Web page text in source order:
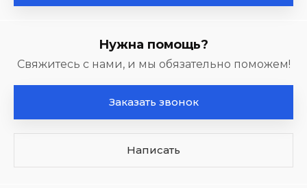
Нужна помощь?
Свяжитесь с нами, и мы обязательно поможем!
Заказать звонок
Написать